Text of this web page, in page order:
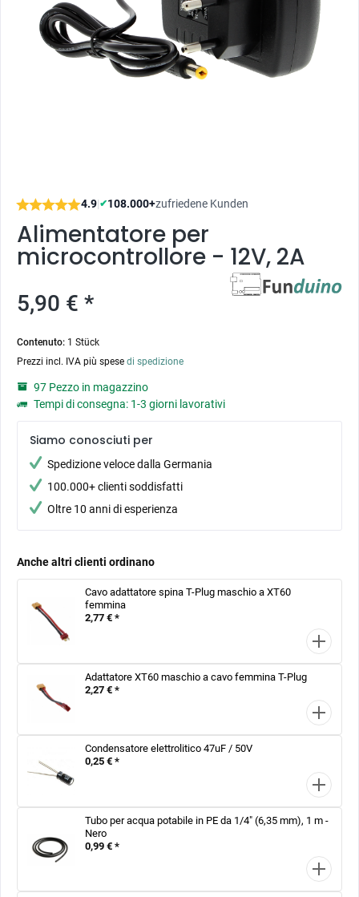
4.9|✔108.000+zufriedene Kunden
Alimentatore per
microcontrollore - 12V, 2A
5,90 € *
Contenuto: 1 Stück
Prezzi incl. IVA più spese di spedizione
97 Pezzo in magazzino
Tempi di consegna: 1-3 giorni lavorativi
Siamo conosciuti per
Spedizione veloce dalla Germania
100.000+ clienti soddisfatti
Oltre 10 anni di esperienza
Anche altri clienti ordinano
Cavo adattatore spina T-Plug maschio a XT60
femmina
2,77 € *
Adattatore XT60 maschio a cavo femmina T-Plug
2,27 € *
Condensatore elettrolitico 47uF / 50V
0,25 € *
Tubo per acqua potabile in PE da 1/4" (6,35 mm), 1 m -
Nero
0,99 € *